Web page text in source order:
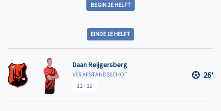
BEGIN 2E HELFT
EINDE 1E HELFT
Daan Reijgersberg
VER AFSTANDSSCHOT
11- 11
26'